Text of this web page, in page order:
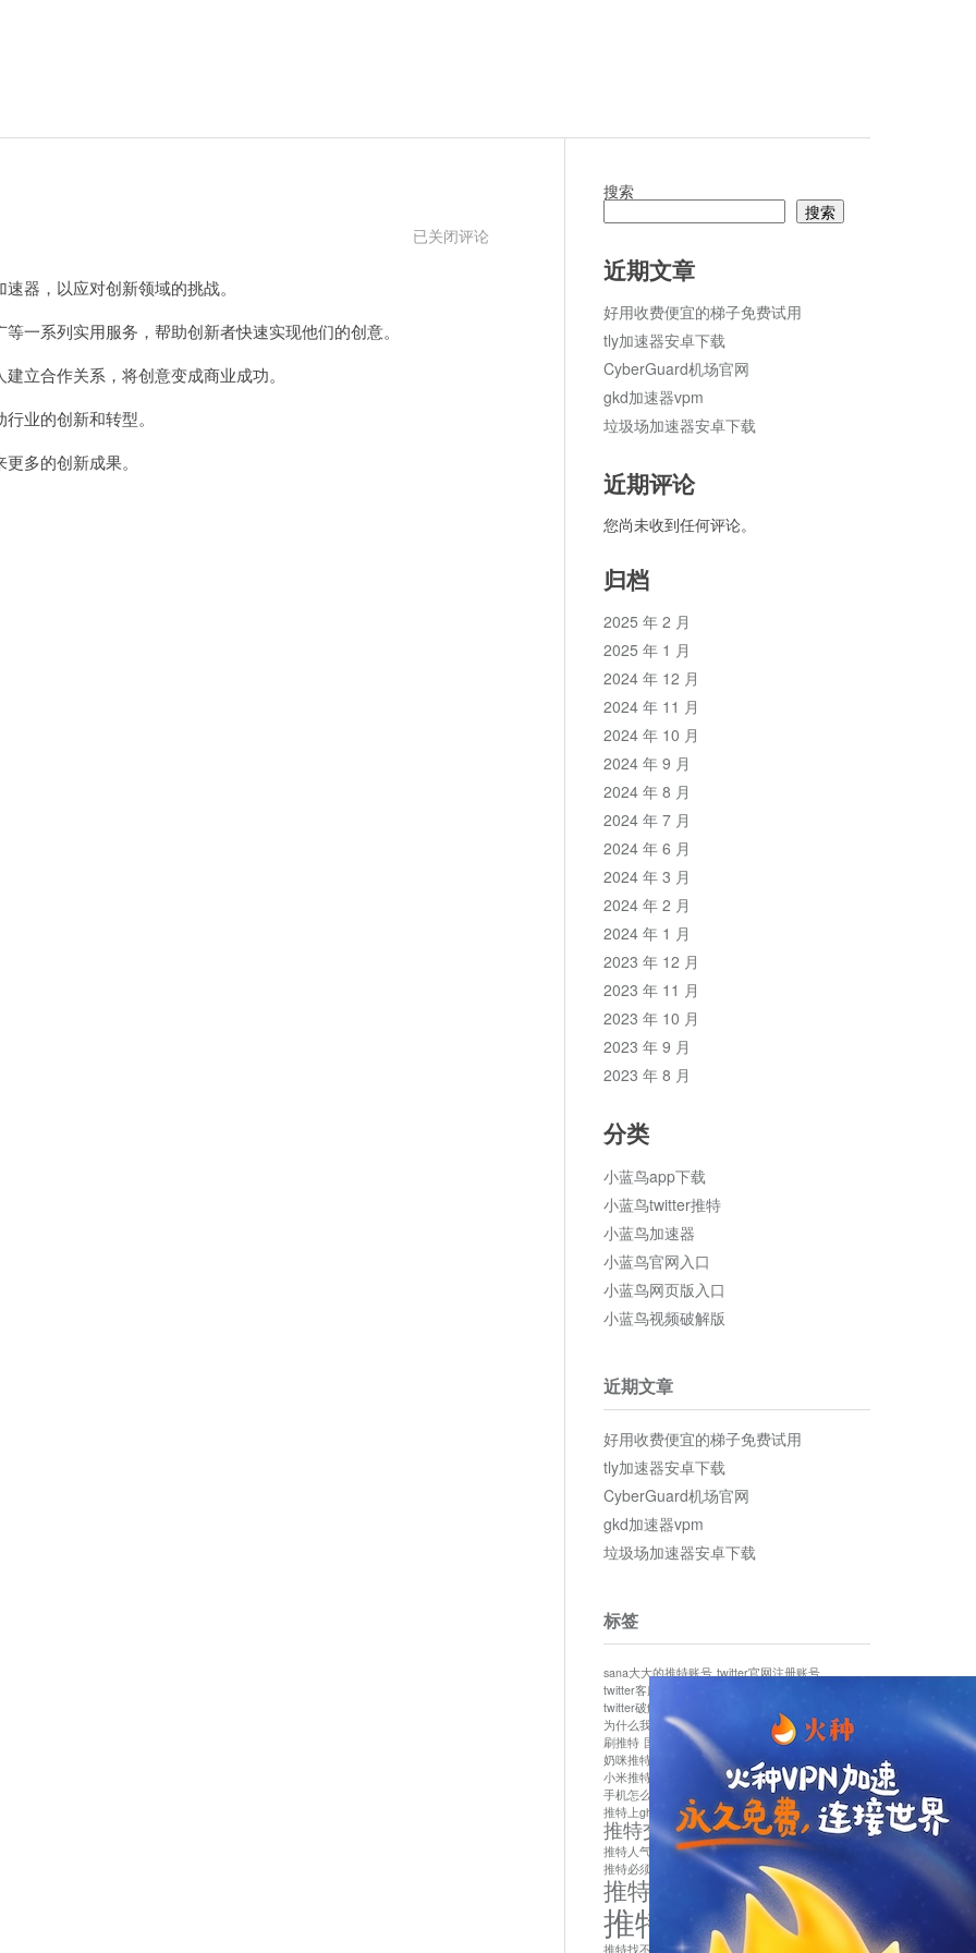
全
已关闭评论
，以应对创新领域的挑战。
系列实用服务，帮助创新者快速实现他们的创意。
合作关系，将创意变成商业成功。
业的创新和转型。
多的创新成果。
搜索
搜索
近期文章
好用收费便宜的梯子免费试用
tly加速器安卓下载
CyberGuard机场官网
gkd加速器vpm
垃圾场加速器安卓下载
近期评论
您尚未收到任何评论。
归档
2025 年 2 月
2025 年 1 月
2024 年 12 月
2024 年 11 月
2024 年 10 月
2024 年 9 月
2024 年 8 月
2024 年 7 月
2024 年 6 月
2024 年 3 月
2024 年 2 月
2024 年 1 月
2023 年 12 月
2023 年 11 月
2023 年 10 月
2023 年 9 月
2023 年 8 月
分类
小蓝鸟app下载
小蓝鸟twitter推特
小蓝鸟加速器
小蓝鸟官网入口
小蓝鸟网页版入口
小蓝鸟视频破解版
近期文章
好用收费便宜的梯子免费试用
tly加速器安卓下载
CyberGuard机场官网
gkd加速器vpm
垃圾场加速器安卓下载
标签
sana大大的推特账号 twitter官网注册账号
twitter客服
twitter破解版下载
为什么我推特无法保存设置
作者sana推特是什么
刷推特 国内为什么不能用twitter 国内能用twitter吗
奶咪推特
如何找回推特密码
小米推特闪退是怎么回事 怎么看推特上的视频
手机怎么注册推特账号
推特devil
推特上ghs的女博主
推特交友软件app下载
推特人气萌货小蔡头喵喵喵 推特实名制
推特必须用外网吗
推特怎么取消关联手机号
推特怎么看敏感内容苹果
推特找不到账号 推特注册必须要手机号